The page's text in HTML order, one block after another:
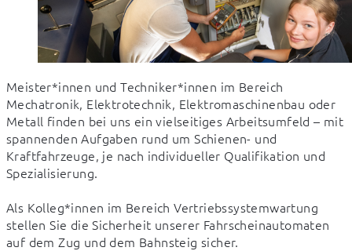
Meister*innen und Techniker*innen im Bereich
Mechatronik, Elektrotechnik, Elektromaschinenbau oder
Metall finden bei uns ein vielseitiges Arbeitsumfeld – mit
spannenden Aufgaben rund um Schienen- und
Kraftfahrzeuge, je nach individueller Qualifikation und
Spezialisierung.
Als Kolleg*innen im Bereich Vertriebssystemwartung
stellen Sie die Sicherheit unserer Fahrscheinautomaten
auf dem Zug und dem Bahnsteig sicher.